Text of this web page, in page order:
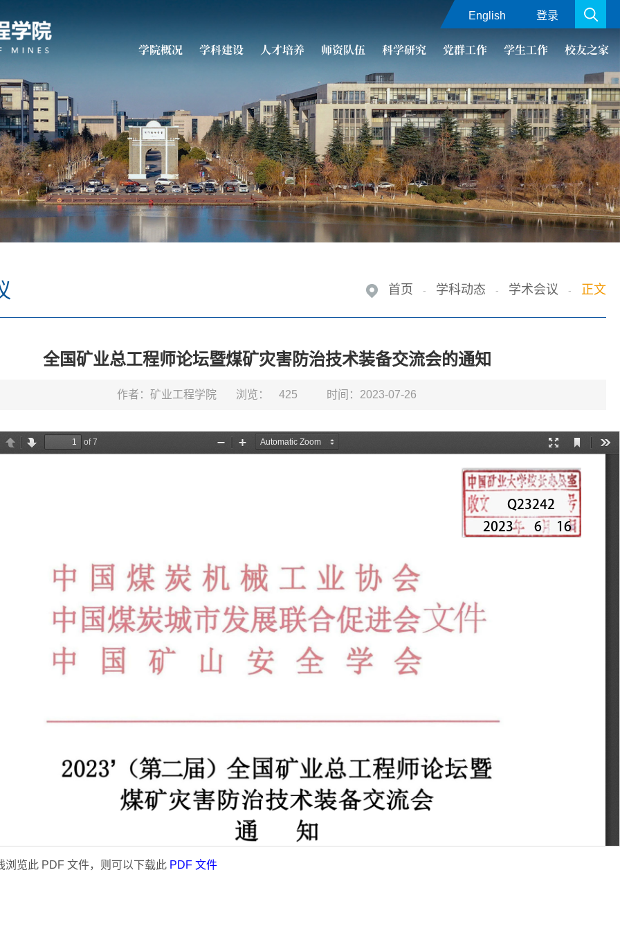
English 登录
学院概况 学科建设 人才培养 师资队伍 科学研究 党群工作 学生工作 校友之家
首页 - 学科动态 - 学术会议 - 正文
全国矿业总工程师论坛暨煤矿灾害防治技术装备交流会的通知
作者：矿业工程学院 浏览： 425 时间：2023-07-26
浏览此 PDF 文件，则可以下载此 PDF 文件